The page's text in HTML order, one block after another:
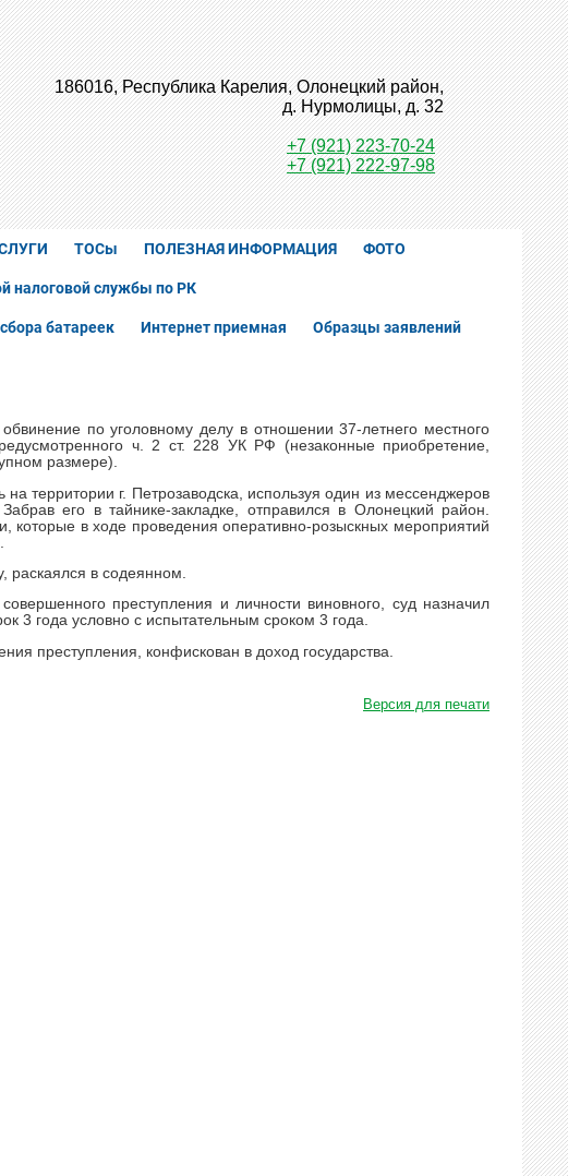
186016, Республика Карелия, Олонецкий район,
д. Нурмолицы, д. 32
+7 (921) 223-70-24
+7 (921) 222-97-98
ТОСы ПОЛЕЗНАЯ ИНФОРМАЦИЯ ФОТО
налоговой службы по РК
батареек Интернет приемная Образцы заявлений
по уголовному делу в отношении 37-летнего местного
ч. 2 ст. 228 УК РФ (незаконные приобретение,
размере).
территории г. Петрозаводска, используя один из мессенджеров
его в тайнике-закладке, отправился в Олонецкий район.
которые в ходе проведения оперативно-розыскных мероприятий
раскаялся в содеянном.
преступления и личности виновного, суд назначил
3 года условно с испытательным сроком 3 года.
преступления, конфискован в доход государства.
Версия для печати